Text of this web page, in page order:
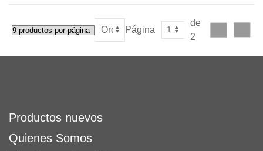
Página
de
2
Productos nuevos
Quienes Somos